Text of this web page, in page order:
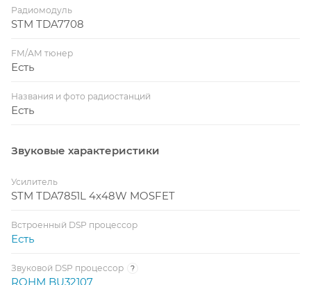
Радиомодуль
STM TDA7708
FM/AM тюнер
Есть
Названия и фото радиостанций
Есть
Звуковые характеристики
Усилитель
STM TDA7851L 4x48W MOSFET
Встроенный DSP процессор
Есть
Звуковой DSP процессор ?
ROHM BU32107